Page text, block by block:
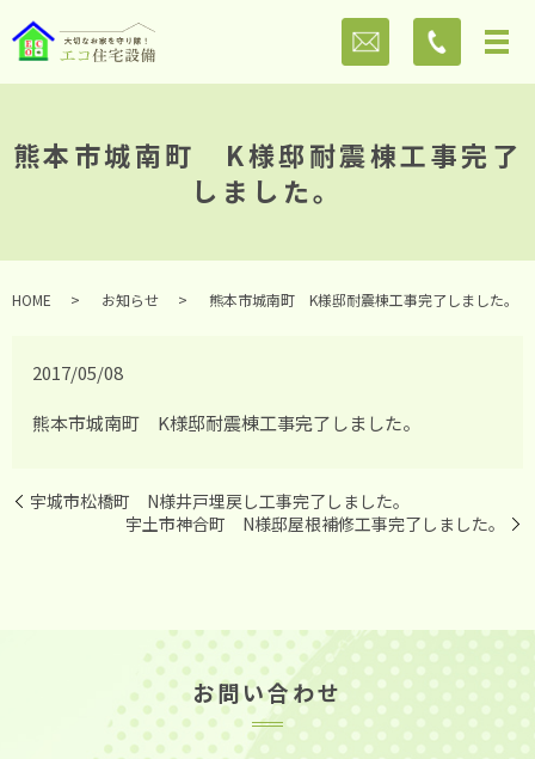
熊本市城南町 K様邸耐震棟工事完了
しました。
HOME お知らせ 熊本市城南町 K様邸耐震棟工事完了しました。
2017/05/08
熊本市城南町 K様邸耐震棟工事完了しました。
宇城市松橋町 N様井戸埋戻し工事完了しました。
宇土市神合町 N様邸屋根補修工事完了しました。
お問い合わせ